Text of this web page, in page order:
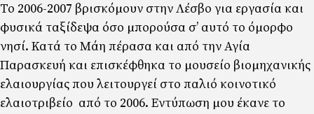
Το 2006-2007 βρισκόµουν στην Λέσβο για εργασία και
φυσικά ταξίδεψα όσο µπορούσα σ’ αυτό το όµορφο
νησί. Κατά το Μάη πέρασα και από την Αγία
Παρασκευή και επισκέφθηκα το µουσείο βιοµηχανικής
ελαιουργίας που λειτουργεί στο παλιό κοινοτικό
ελαιοτριβείο από το 2006. Εντύπωση µου έκανε το